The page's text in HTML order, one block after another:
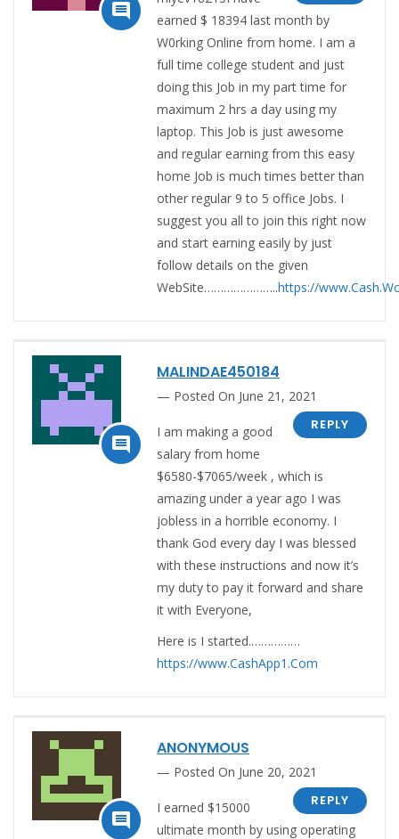

earned $ 18394 last month by
W0rking Online from home. I am a
full time college student and just
doing this Job in my part time for
maximum 2 hrs a day using my
laptop. This Job is just awesome
and regular earning from this easy
home Job is much times better than
other regular 9 to 5 office Jobs. I
suggest you all to join this right now
and start earning easily by just
follow details on the given
WebSite…………………..https://

MALINDAE450184
Posted On June 21, 2021
REPLY
I am making a good
salary from home
$6580-$7065/week , which is
amazing under a year ago I was
jobless in a horrible economy. I
thank God every day I was blessed
with these instructions and now it’s
my duty to pay it forward and share
it with Everyone,
Here is I started.……………
https://www.CashApp1.Com

ANONYMOUS
Posted On June 20, 2021
REPLY
I earned $15000
ultimate month by using operating